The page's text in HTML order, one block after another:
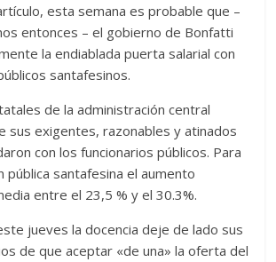
esta semana es probable que –
entonces – el gobierno de Bonfatti
la endiablada puerta salarial con
santafesinos.
de la administración central
sus exigentes, razonables y atinados
con los funcionarios públicos. Para
pública santafesina el aumento
entre el 23,5 % y el 30.3%.
jueves la docencia deje de lado sus
de que aceptar «de una» la oferta del